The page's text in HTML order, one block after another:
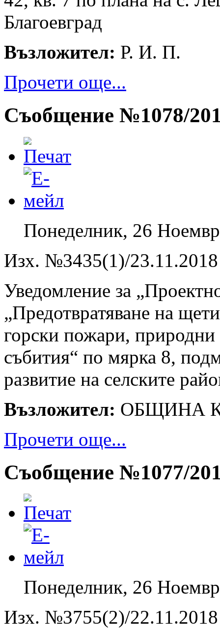
Благоевград
Възложител: Р. И. П.
Прочети още...
Съобщение №1078/
Понеделник, 26
Изх. №3435(1)/23.11.2018
Уведомление за
„Предотвратяване на
горски пожари, природни
събития“ по мярка 8,
развитие на селските
Възложител: ОБЩИНА
Прочети още...
Съобщение №1077/
Понеделник, 26
Изх. №3755(2)/22.11.2018